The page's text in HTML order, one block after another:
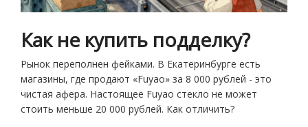
Как не купить подделку?
Рынок переполнен фейками. В Екатеринбурге есть
магазины, где продают «Fuyao» за 8 000 рублей - это
чистая афера. Настоящее Fuyao стекло не может
стоить меньше 20 000 рублей. Как отличить?